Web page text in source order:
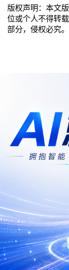
版权声明：本文
位或个人不得转
部分，侵权必究。